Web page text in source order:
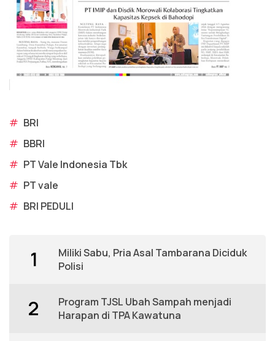
# BRI
# BBRI
# PT Vale Indonesia Tbk
# PT vale
# BRI PEDULI
1
Miliki Sabu, Pria Asal Tambarana Diciduk
Polisi
2
Program TJSL Ubah Sampah menjadi
Harapan di TPA Kawatuna